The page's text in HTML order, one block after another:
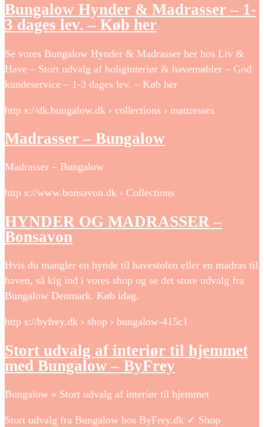
Bungalow Hynder & Madrasser – 1-
3 dages lev. – Køb her
Se vores Bungalow Hynder & Madrasser her hos Liv &
Have – Stort udvalg af boliginteriør & havemøbler – God
kundeservice – 1-3 dages lev. – Køb her
http s://dk.bungalow.dk › collections › mattresses
Madrasser – Bungalow
Madrasser – Bungalow
http s://www.bonsavon.dk › Collections
HYNDER OG MADRASSER –
Bonsavon
Hvis du mangler en hynde til havestolen eller en madras til
haven, så kig ind i vores shop og se det store udvalg fra
Bungalow Denmark. Køb idag.
http s://byfrey.dk › shop › bungalow-415c1
Stort udvalg af interiør til hjemmet
med Bungalow – ByFrey
Bungalow » Stort udvalg af interiør til hjemmet
Stort udvalg fra Bungalow hos ByFrey.dk ✓ Shop